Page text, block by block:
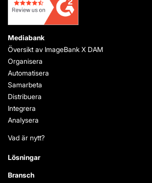
Mediabank
Översikt av ImageBank X DAM
Organisera
Automatisera
Samarbeta
Distribuera
Integrera
Analysera
Vad är nytt?
Lösningar
Bransch